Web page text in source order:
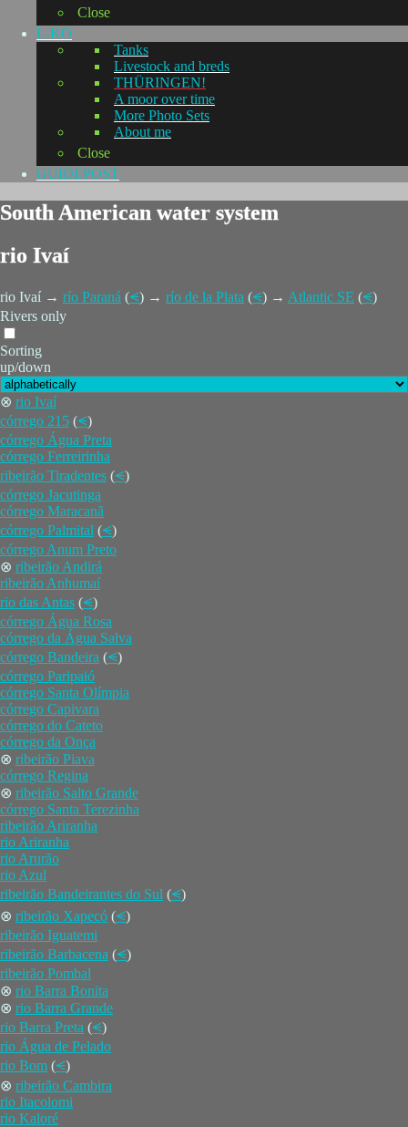
Close
L-KO
Tanks
Livestock and breds
THÜRINGEN!
A moor over time
More Photo Sets
About me
Close
GUIDEPOST
South American water system
rio Ivaí
rio Ivaí → río Paraná (⪪) → río de la Plata (⪪) → Atlantic SE (⪪)
Rivers only
Sorting
up/down
⊗ rio Ivaí
córrego 215 (⪪)
córrego Água Preta
córrego Ferreirinha
ribeirão Tiradentes (⪪)
córrego Jacutinga
córrego Maracanã
córrego Palmital (⪪)
córrego Anum Preto
⊗ ribeirão Andirá
ribeirão Anhumaí
rio das Antas (⪪)
córrego Água Rosa
córrego da Água Salva
córrego Bandeira (⪪)
córrego Paripaió
córrego Santa Olímpia
córrego Capivara
córrego do Cateto
córrego da Onça
⊗ ribeirão Piava
córrego Regina
⊗ ribeirão Salto Grande
córrego Santa Terezinha
ribeirão Ariranha
rio Ariranha
rio Arurão
rio Azul
ribeirão Bandeirantes do Sul (⪪)
⊗ ribeirão Xapecó (⪪)
ribeirão Iguatemi
ribeirão Barbacena (⪪)
ribeirão Pombal
⊗ rio Barra Bonita
⊗ rio Barra Grande
rio Barra Preta (⪪)
rio Água de Pelado
rio Bom (⪪)
⊗ ribeirão Cambira
rio Itacolomi
rio Kaloré